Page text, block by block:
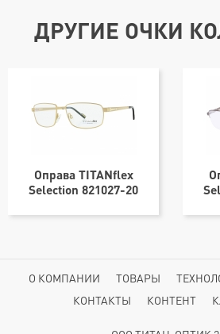
ДРУГИЕ ОЧКИ
Оправа TITANflex
Selection 821027-20
О КОМПАНИИ ТОВАРЫ
КОНТАКТЫ
КОНТЕНТ